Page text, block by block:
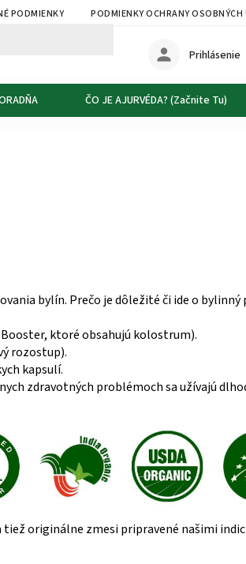
PODMIENKY PODMIENKY OCHRANY
Prihlásenie
ČO JE AJURVÉDA? (Začnite Tu)
bylín. Prečo je dôležité či ide o
ktoré obsahujú kolostrum).
rozostup).
kapsulí.
zdravotných problémoch sa užívajú
originálne zmesi pripravené našimi